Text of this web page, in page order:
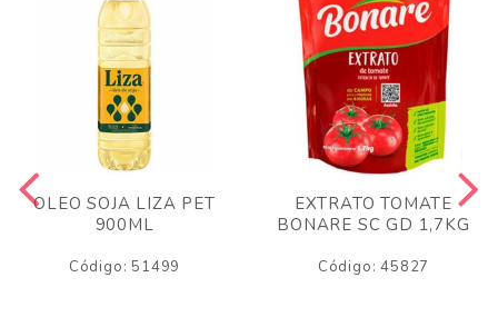
OLEO SOJA LIZA PET
900ML
Código: 51499
EXTRATO TOMATE
BONARE SC GD 1,7KG
Código: 45827